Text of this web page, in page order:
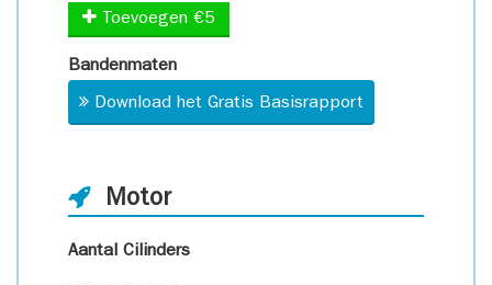
Toevoegen €5
Bandenmaten
Download het Gratis Basisrapport
Motor
Aantal Cilinders